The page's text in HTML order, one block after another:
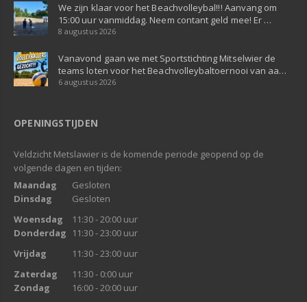
We zijn klaar voor het Beachvolleybal!!! Aanvang om
15:00 uur vanmiddag. Neem contant geld mee! Er …
8 augustus 2026
Vanavond gaan we met Sportstichting Mitselwier de
teams loten voor het Beachvolleybaltoernooi van aa…
6 augustus 2026
OPENINGSTIJDEN
Veldzicht Metslawier is de komende periode geopend op de
volgende dagen en tijden:
Maandag
Gesloten
Dinsdag
Gesloten
Woensdag
11:30 - 20:00 uur
Donderdag
11:30 - 23:00 uur
Vrijdag
11:30 - 23:00 uur
Zaterdag
11:30 - 0:00 uur
Zondag
16:00 - 20:00 uur